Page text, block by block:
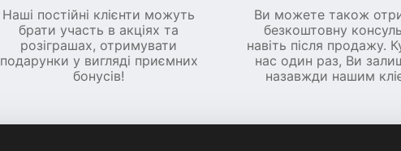
Наші постійні клієнти можуть
брати участь в акціях та
розіграшах, отримувати
подарунки у вигляді приємних
бонусів!
Ви можете також
безкоштовну
навіть після продажу.
нас один раз, Ви
назавжди нашим